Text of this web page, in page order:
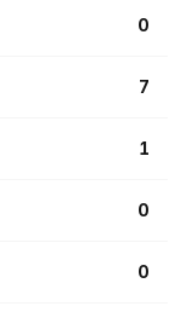
0
7
1
0
0